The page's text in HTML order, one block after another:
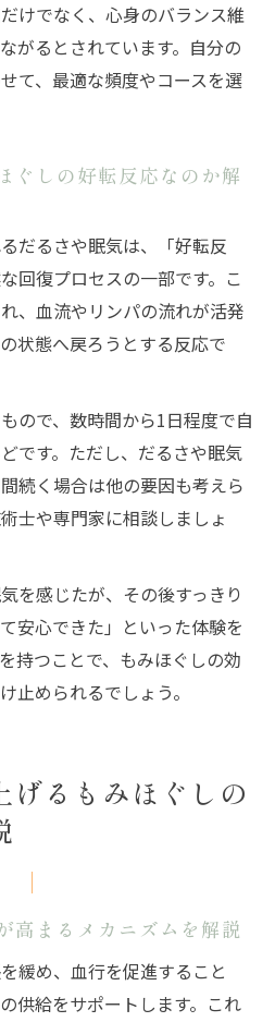
けでなく、心身のバランス維
がるとされています。自分の
て、最適な頻度やコースを選
ぐしの好転反応なのか解
だるさや眠気は、「好転反
回復プロセスの一部です。こ
、血流やリンパの流れが活発
状態へ戻ろうとする反応で
ので、数時間から1日程度で自
です。ただし、だるさや眠気
続く場合は他の要因も考えら
士や専門家に相談しましょ
を感じたが、その後すっきり
安心できた」といった体験を
持つことで、もみほぐしの効
止められるでしょう。
げるもみほぐしの
高まるメカニズムを解説
緩め、血行を促進すること
供給をサポートします。これ